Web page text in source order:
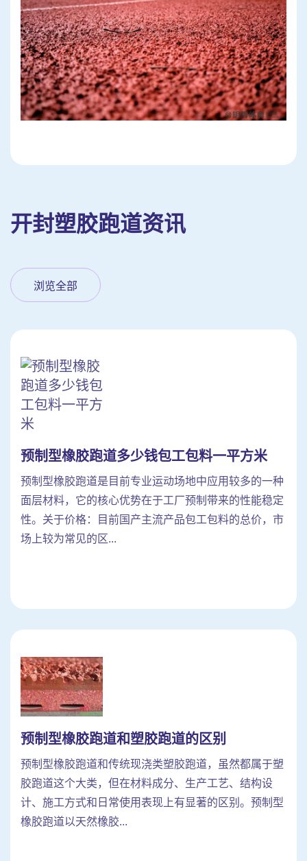
开封塑胶跑道资讯
浏览全部
预制型橡胶跑道多少钱包工包料一平方米
预制型橡胶跑道是目前专业运动场地中应用较多的一种
面层材料，它的核心优势在于工厂预制带来的性能稳定
性。关于价格：目前国产主流产品包工包料的总价，市
场上较为常见的区...
预制型橡胶跑道和塑胶跑道的区别
预制型橡胶跑道和传统现浇类塑胶跑道，虽然都属于塑
胶跑道这个大类，但在材料成分、生产工艺、结构设
计、施工方式和日常使用表现上有显著的区别。预制型
橡胶跑道以天然橡胶...